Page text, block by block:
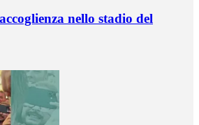
nello stadio del